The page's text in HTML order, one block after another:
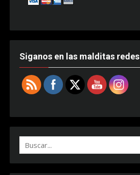
Siganos en las malditas redes
Buscar: